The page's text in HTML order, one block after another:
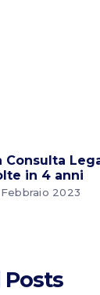
Consulta
in 4 anni
Febbraio 2023
Posts